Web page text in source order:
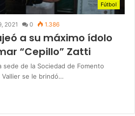
Fútbol
2021 0 1.386
a su máximo ídolo
“Cepillo” Zatti
sede de la Sociedad de Fomento
Vallier se le brindó…